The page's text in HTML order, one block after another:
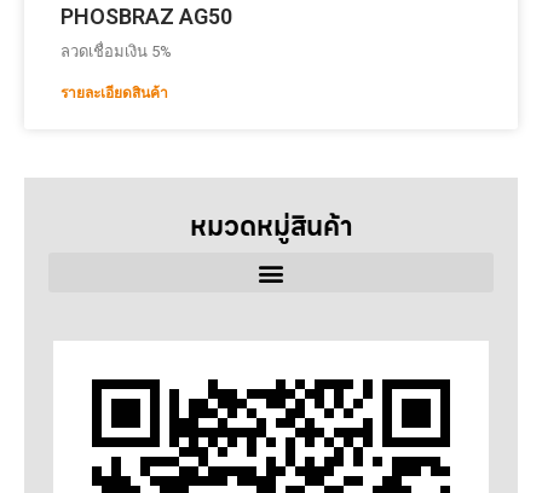
หมวดหมู่สินค้า
ลวดเชื่อม
SELECTARC
WELDRITE
PHOSBRAZ AG50
ลวดเชื่อมเงิน 5%
รายละเอียดสินค้า